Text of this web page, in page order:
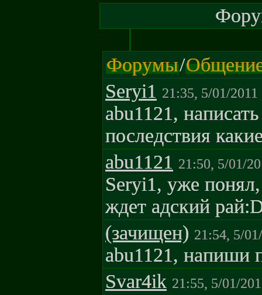
Форумы/
Seryi1 21:35, 5/01/2011
abu1121,
последствия
abu1121 21:50, 5/01/
Seryi1, уже
ждет адский
(зачищен) 21:54, 5/
abu1121, напиши
Svar4ik 21:55, 5/01/